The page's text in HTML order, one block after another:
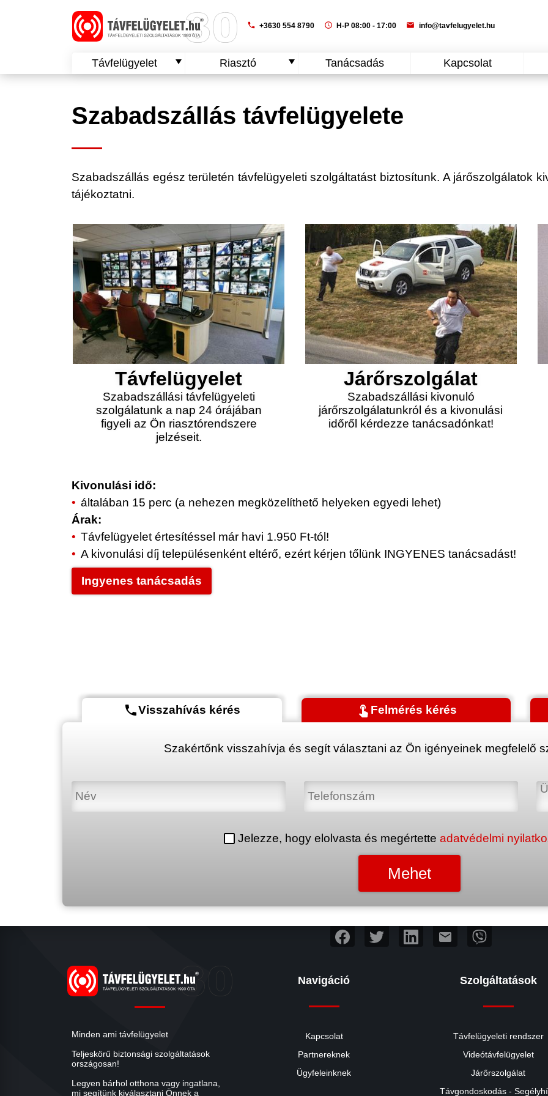
phone +3630 554 8790 schedule H-P 08:00 - 17:00 mail info@tavfelugyelet.hu
Távfelügyelet Riasztó Tanácsadás Kapcsolat
Szabadszállás távfelügyelete
Szabadszállás egész területén távfelügyeleti szolgáltatást biztosítunk. A járőszolgálatok
tájékoztatni.
Távfelügyelet
Szabadszállási távfelügyeleti
szolgálatunk a nap 24 órájában
figyeli az Ön riasztórendszere
jelzéseit.
Járőrszolgálat
Szabadszállási kivonuló
járőrszolgálatunkról és a kivonulási
időről kérdezze tanácsadónkat!
Kivonulási idő:
általában 15 perc (a nehezen megközelíthető helyeken egyedi lehet)
Árak:
Távfelügyelet értesítéssel már havi 1.950 Ft-tól!
A kivonulási díj településenként eltérő, ezért kérjen tőlünk INGYENES tanácsadást!
Ingyenes tanácsadás
phoneVisszahívás kérés touch_app Felmérés kérés
Szakértőnk visszahívja és segít választani az Ön igényeinek megfelelő
Jelezze, hogy elolvasta és megértette adatvédelmi
mail
Minden ami távfelügyelet
Teljeskörű biztonsági szolgáltatások
országosan!
Legyen bárhol otthona vagy ingatlana,
mi segítünk kiválasztani Önnek a
Navigáció
Kapcsolat
Partnereknek
Ügyfeleinknek
Szolgáltatások
Távfelügyeleti rendszer
Videótávfelügyelet
Járőrszolgálat
Távgondoskodás -